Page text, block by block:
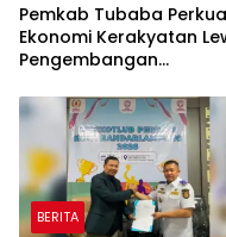
Pemkab Tubaba
Ekonomi Kerakyatan
Pengembangan
Penyaluran KUR
BERITA